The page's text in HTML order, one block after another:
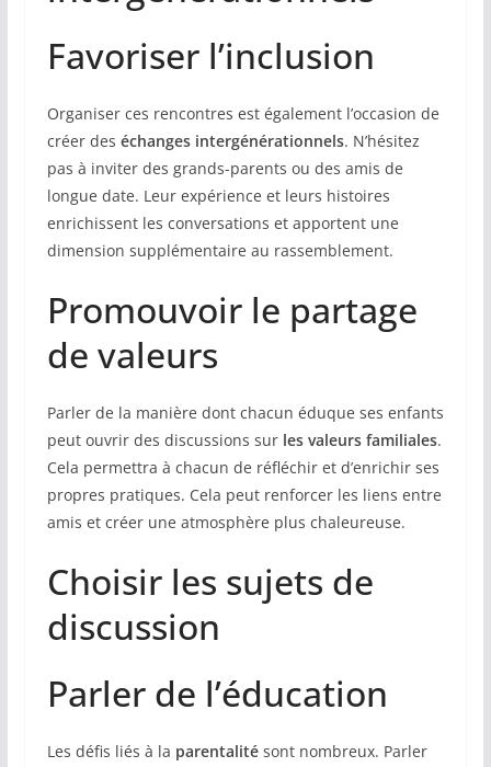
Favoriser l’inclusion
Organiser ces rencontres est également l’occasion de
créer des échanges intergénérationnels. N’hésitez
pas à inviter des grands-parents ou des amis de
longue date. Leur expérience et leurs histoires
enrichissent les conversations et apportent une
dimension supplémentaire au rassemblement.
Promouvoir le partage
de valeurs
Parler de la manière dont chacun éduque ses enfants
peut ouvrir des discussions sur les valeurs familiales.
Cela permettra à chacun de réfléchir et d’enrichir ses
propres pratiques. Cela peut renforcer les liens entre
amis et créer une atmosphère plus chaleureuse.
Choisir les sujets de
discussion
Parler de l’éducation
Les défis liés à la parentalitésont nombreux. Parler